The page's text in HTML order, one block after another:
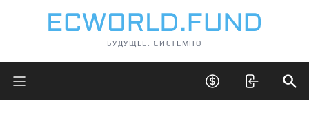
БУДУЩЕЕ. СИСТЕМНО
Открыть главное меню Открыть скрытые